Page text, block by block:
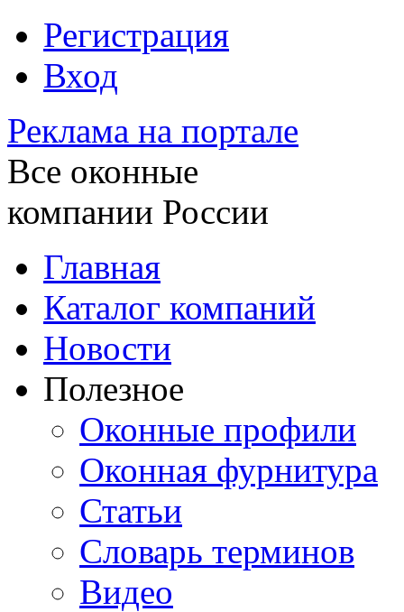
Регистрация
Вход
Реклама на портале
Все оконные
компании России
Главная
Каталог компаний
Новости
Полезное
Оконные профили
Оконная фурнитура
Статьи
Словарь терминов
Видео